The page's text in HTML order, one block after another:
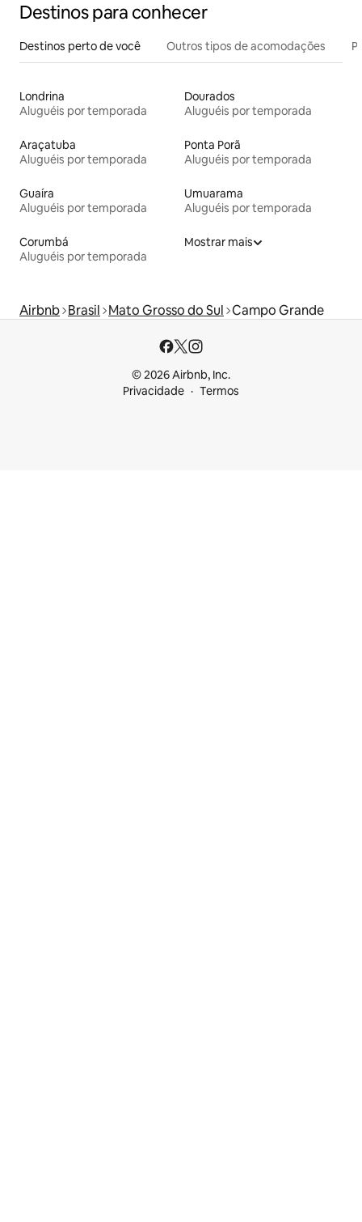
Destinos para conhecer
Destinos perto de você Outros tipos de acomodações
Londrina
Aluguéis por temporada
Dourados
Aluguéis por temporada
Araçatuba
Aluguéis por temporada
Ponta Porã
Aluguéis por temporada
Guaíra
Aluguéis por temporada
Umuarama
Aluguéis por temporada
Corumbá
Aluguéis por temporada
Mostrar mais
Airbnb Brasil Mato Grosso do Sul Campo Grande
© 2026 Airbnb, Inc.
Privacidade
Termos